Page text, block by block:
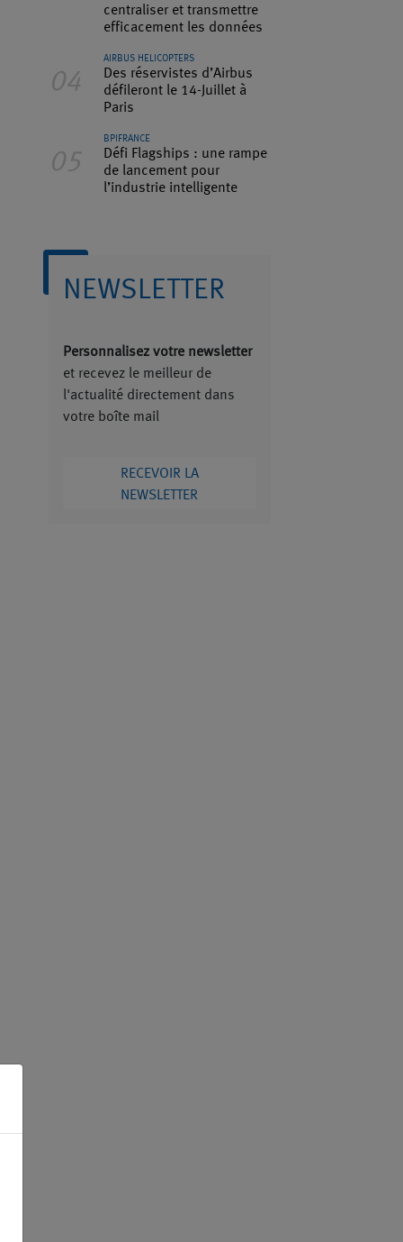
centraliser et transmettre
efficacement les données
04
AIRBUS HELICOPTERS
Des réservistes d’Airbus
défileront le 14-Juillet à
Paris
05
BPIFRANCE
Défi Flagships : une rampe
de lancement pour
l’industrie intelligente
NEWSLETTER
Personnalisez votre newsletter
et recevez le meilleur de
l'actualité directement dans
votre boîte mail
RECEVOIR LA
NEWSLETTER